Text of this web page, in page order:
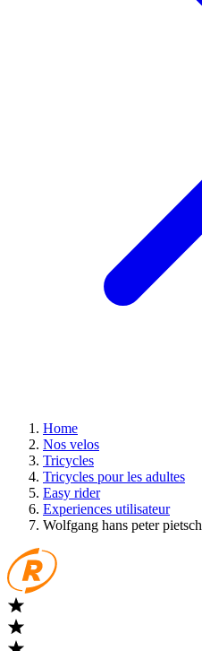
Home
Nos velos
Tricycles
Tricycles pour les adultes
Easy rider
Experiences utilisateur
Wolfgang hans peter pietsch